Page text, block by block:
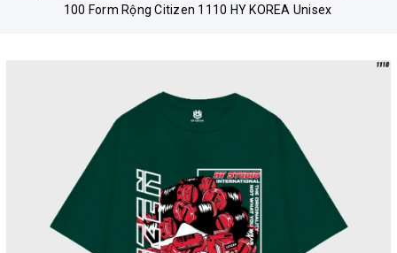
100 Form Rộng Citizen 1110 HY KOREA Unisex